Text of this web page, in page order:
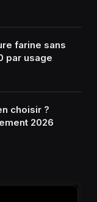
farine sans
par usage
choisir ?
2026